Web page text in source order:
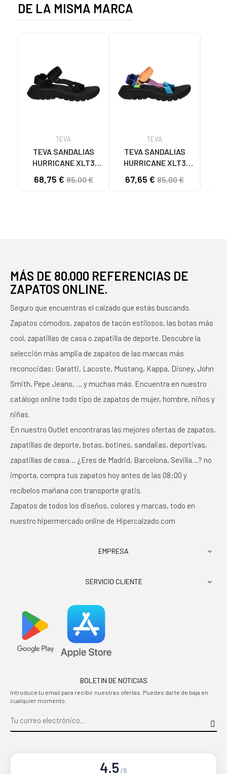
DE LA MISMA MARCA
TEVA
TEVA SANDALIAS
HURRICANE XLT3
68,75 €85,00 €
TEVA
TEVA SANDALIAS
HURRICANE XLT3
MULTI
67,65 € 85,00 €
MÁS DE 80.000 REFERENCIAS DE
ZAPATOS ONLINE.
Seguro que encuentras el calzado que estás buscando.
Zapatos cómodos, zapatos de tacón estilosos, las botas más
cool, zapatillas de casa o zapatilla de deporte. Descubre la
selección más amplia de zapatos de las marcas más
reconocidas: Garatti, Lacoste, Mustang, Kappa, Disney, John
Smith, Pepe Jeans, … y muchas más. Encuentra en nuestro
catálogo online todo tipo de zapatos de mujer, hombre, niños y
niñas.
En nuestro Outlet encontraras las mejores ofertas de zapatos,
zapatillas de deporte, botas, botines, sandalias, deportivas,
zapatillas de casa… ¿Eres de Madrid, Barcelona, Sevilla…? no
importa, compra tus zapatos hoy antes de las 08:00 y
recíbelos mañana con transporte gratis.
Zapatos de todos los diseños, colores y marcas, todo en
nuestro hipermercado online de Hipercalzado.com
EMPRESA 
SERVICIO CLIENTE 
BOLETIN DE NOTICIAS
Introduce tu email para recibir nuestras ofertas. Puedes darte de baja en
cualquier momento.
4.5/5